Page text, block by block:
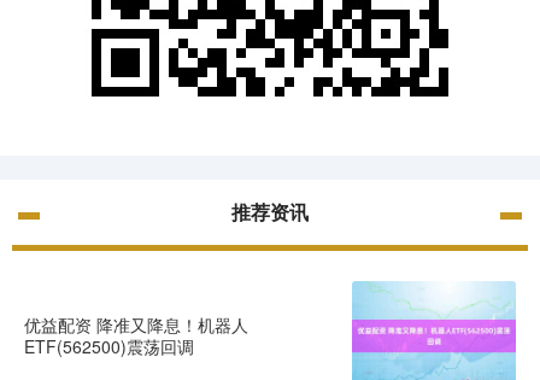
推荐资讯
优益配资 降准又降息！机器人
ETF(562500)震荡回调